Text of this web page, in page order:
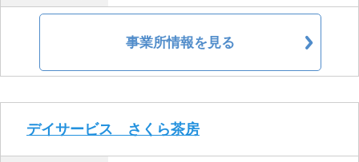
事業所情報を見る
デイサービス さくら茶房